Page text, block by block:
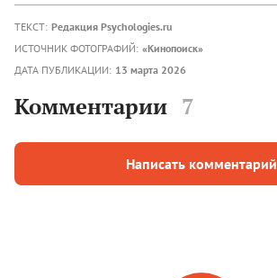
ТЕКСТ: Редакция Psychologies.ru
ИСТОЧНИК ФОТОГРАФИЙ: «Кинопоиск»
ДАТА ПУБЛИКАЦИИ: 13 марта 2026
Комментарии 7
Написать комментарий